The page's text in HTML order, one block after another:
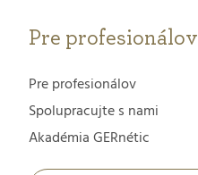
Pre profesionálov
Pre profesionálov
Spolupracujte s nami
Akadémia GERnétic